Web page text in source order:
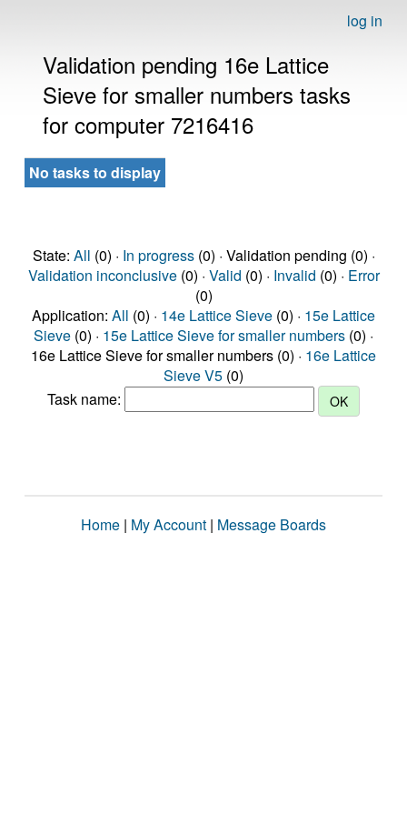
log in
Validation pending 16e Lattice
Sieve for smaller numbers tasks
for computer 7216416
No tasks to display
State: All (0) · In progress(0) · Validation pending (0) ·
Validation inconclusive(0) · Valid (0) · Invalid (0) · Error
(0)
Application: All (0) · 14e Lattice Sieve (0) · 15e Lattice
Sieve (0) · 15e Lattice Sieve for smaller numbers (0) ·
16e Lattice Sieve for smaller numbers (0) · 16e Lattice
Sieve V5 (0)
Task name:
Home | My Account | Message Boards